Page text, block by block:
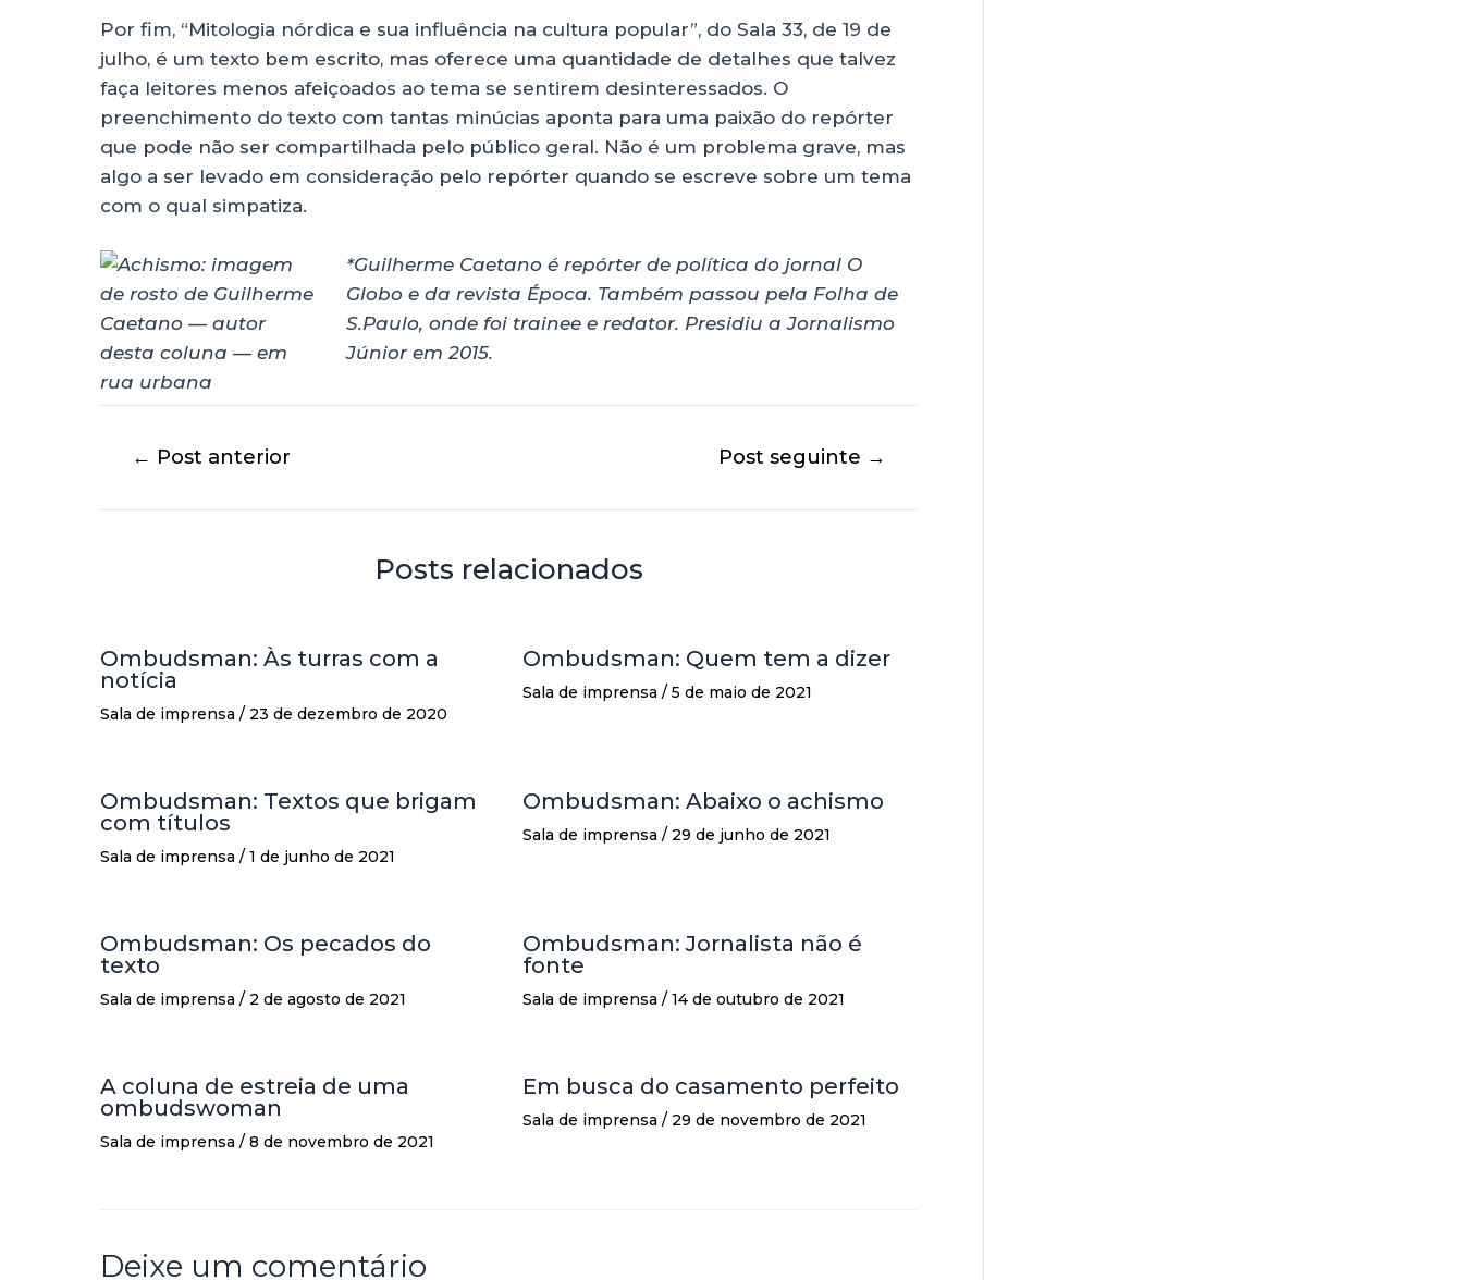
Por fim, “Mitologia nórdica e sua influência na cultura popular”, do Sala 33, de 19 de
julho, é um texto bem escrito, mas oferece uma quantidade de detalhes que talvez
faça leitores menos afeiçoados ao tema se sentirem desinteressados. O
preenchimento do texto com tantas minúcias aponta para uma paixão do repórter
que pode não ser compartilhada pelo público geral. Não é um problema grave, mas
algo a ser levado em consideração pelo repórter quando se escreve sobre um tema
com o qual simpatiza.
*Guilherme Caetano é repórter de política do jornal O
Globo e da revista Época. Também passou pela Folha de
S.Paulo, onde foi trainee e redator. Presidiu a Jornalismo
Júnior em 2015.
← Post anterior Post seguinte →
Posts relacionados
Ombudsman: Às turras com a
notícia
Sala de imprensa / 23 de dezembro de 2020
Ombudsman: Quem tem a dizer
Sala de imprensa / 5 de maio de 2021
Ombudsman: Textos que brigam
com títulos
Sala de imprensa / 1 de junho de 2021
Ombudsman: Abaixo o achismo
Sala de imprensa / 29 de junho de 2021
Ombudsman: Os pecados do
texto
Sala de imprensa / 2 de agosto de 2021
Ombudsman: Jornalista não é
fonte
Sala de imprensa / 14 de outubro de 2021
A coluna de estreia de uma
ombudswoman
Sala de imprensa / 8 de novembro de 2021
Em busca do casamento perfeito
Sala de imprensa / 29 de novembro de 2021
Deixe um comentário